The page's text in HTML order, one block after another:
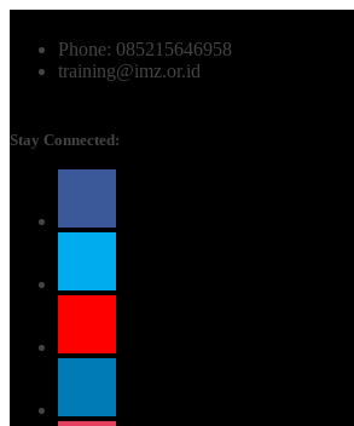
Phone: 085215646958
training@imz.or.id
Stay Connected: